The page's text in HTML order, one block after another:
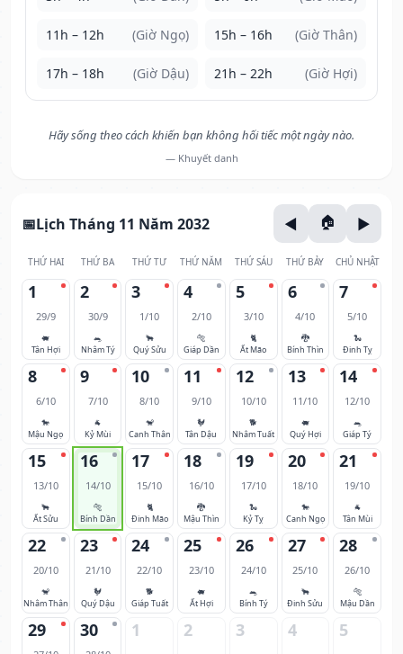
11h – 12h (Giờ Ngọ) 15h – 16h (Giờ Thân)
17h – 18h (Giờ Dậu) 21h – 22h (Giờ Hợi)
Hãy sống theo cách khiến bạn không hối tiếc một ngày nào.
— Khuyết danh
Lịch Tháng 11 Năm 2032
THỨ HAI THỨ BA THỨ TƯ THỨ NĂM THỨ SÁU THỨ BẢY CHỦ NHẬT
1
29/9
🐖
Tân Hợi
2
30/9
🐀
Nhâm Tý
3
1/10
🐂
Quý Sửu
4
2/10
🐅
Giáp Dần
5
3/10
🐈
Ất Mão
6
4/10
🐉
Bính Thìn
7
5/10
🐍
Đinh Tỵ
8
6/10
🐎
Mậu Ngọ
9
7/10
🐐
Kỷ Mùi
10
8/10
🐒
Canh Thân
11
9/10
🐓
Tân Dậu
12
10/10
🐕
Nhâm Tuất
13
11/10
🐖
Quý Hợi
14
12/10
🐀
Giáp Tý
15
13/10
🐂
Ất Sửu
16
14/10
🐅
Bính Dần
17
15/10
🐈
Đinh Mão
18
16/10
🐉
Mậu Thìn
19
17/10
🐍
Kỷ Tỵ
20
18/10
🐎
Canh Ngọ
21
19/10
🐐
Tân Mùi
22
20/10
🐒
Nhâm Thân
23
21/10
🐓
Quý Dậu
24
22/10
🐕
Giáp Tuất
25
23/10
🐖
Ất Hợi
26
24/10
🐀
Bính Tý
27
25/10
🐂
Đinh Sửu
28
26/10
🐅
Mậu Dần
29 30 1 2 3 4 5